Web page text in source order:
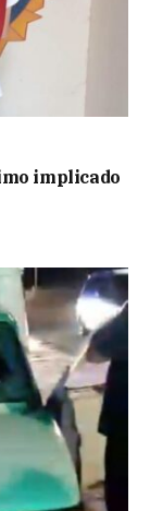
implicado